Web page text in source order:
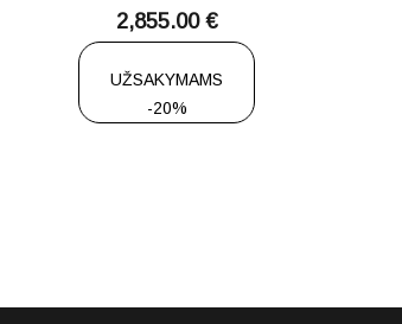
2,855.00 €
UŽSAKYMAMS
-20%